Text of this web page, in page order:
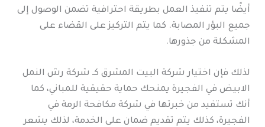
أيضًا يتم تنفيذ العمل بطريقة احترافية تضمن الوصول إلى
جميع البؤر المصابة. كما يتم التركيز على القضاء على
المشكلة من جذورها.
لذلك فإن اختيار شركة البيت المشرق كـ شركة رش النمل
الابيض في الفجيرة يمنحك حماية حقيقية للمباني، كما
أنك تستفيد من خبرتها في شركة مكافحة الرمة في
الفجيرة، كذلك يتم تقديم ضمان على الخدمة، لذلك يشعر